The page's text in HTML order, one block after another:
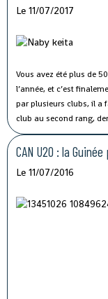
Le 11/07/2017
Vous avez été plus de
l’année, et c’est
par plusieurs clubs, il a
club au second rang,
club une place
CAN U20 : la
Le 11/07/2016